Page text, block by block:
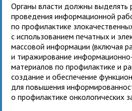
Органы власти должны выделять
проведения информационной
по профилактике
с использованием печатных и
массовой информации (включая
и тиражирование
материалов по профилактике и
создание и обеспечение
для повышения
о профилактике онкологических